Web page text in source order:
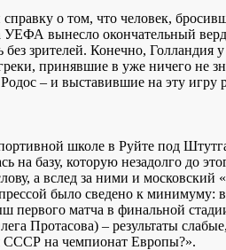
о том, что человек,
УЕФА вынесло окончательный
зрителей. Конечно, Голландия у
принявшие в уже ничего не
– и выставившие на эту игру
школе в Руйте под
на базу, которую незадолго до
а вслед за ними и московский
было сведено к минимуму:
первого матча в финальной
Протасова) – результаты
СССР на чемпионат Европы?».